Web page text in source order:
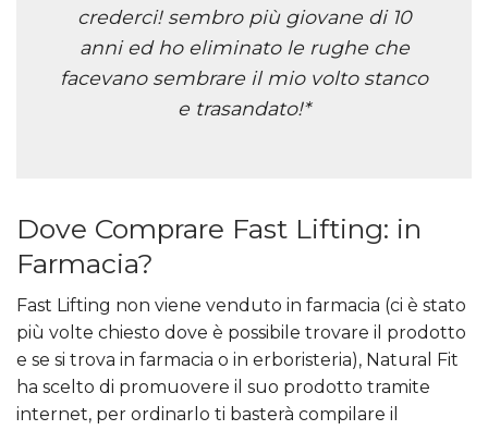
crederci! sembro più giovane di 10
anni ed ho eliminato le rughe che
facevano sembrare il mio volto stanco
e trasandato!*
Dove Comprare Fast Lifting: in
Farmacia?
Fast Lifting non viene venduto in farmacia (ci è stato
più volte chiesto dove è possibile trovare il prodotto
e se si trova in farmacia o in erboristeria), Natural Fit
ha scelto di promuovere il suo prodotto tramite
internet, per ordinarlo ti basterà compilare il